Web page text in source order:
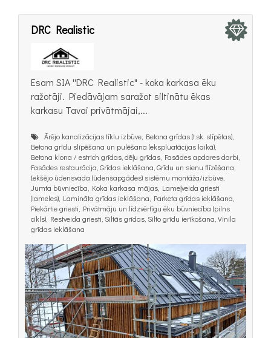
DRC Realistic
Esam SIA ''DRC Realistic" - koka karkasa ēku
ražotāji. Piedāvājam saražot siltinātu ēkas
karkasu Tavai privātmājai,...
Ārējo kanalizācijas tīklu izbūve, Betona grīdas (t.sk. slīpētas),
Betona grīdu slīpēšana un pulēšana (ekspluatācijas laikā),
Betona klona / estrich grīdas, dēļu grīdas, Fasādes apdares darbi,
Fasādes restaurācija, Grīdas ieklāšana, Grīdu un sienu flīzēšana,
Iekšējo ūdensvada (ūdensapgādes) sistēmu montāža/izbūve,
Jumta būvniecība, Koka karkasa mājas, Lameļveida griesti
(lameles), Lamināta grīdas ieklāšana, Parketa grīdas ieklāšana,
Piekārtie griesti, Privātmāju un līdzvērtīgu ēku būvniecība (pilns
cikls), Restveida griesti, Siltās grīdas, Silto grīdu ierīkošana, Vinila
grīdas ieklāšana